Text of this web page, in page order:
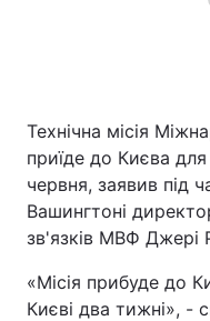
Головна
Технічна місія
приїде до Києва
червня, заявив під
Вашингтоні
зв'язків МВФ Джері
«Місія прибуде до
Києві два тижні», -